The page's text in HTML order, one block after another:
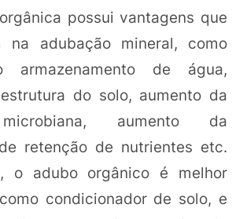
possui vantagens que
na adubação mineral, como
armazenamento de água,
do solo, aumento da
aumento da
retenção de nutrientes etc.
o adubo orgânico é melhor
condicionador de solo, e